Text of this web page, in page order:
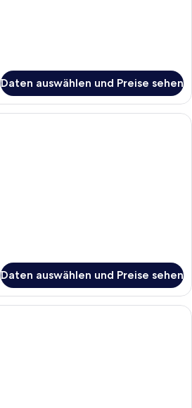
Daten auswählen und Preise sehen
Ein Schlafzimmer mit Bett,
Daten auswählen und Preise sehen
Ein Schlafzimmer mit einem großen